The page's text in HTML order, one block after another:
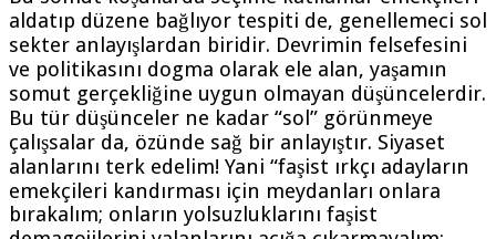
aldatıp düzene bağlıyor tespiti de, genellemeci sol
sekter anlayışlardan biridir. Devrimin felsefesini
ve politikasını dogma olarak ele alan, yaşamın
somut gerçekliğine uygun olmayan düşüncelerdir.
Bu tür düşünceler ne kadar “sol” görünmeye
çalışsalar da, özünde sağ bir anlayıştır. Siyaset
alanlarını terk edelim! Yani “faşist ırkçı adayların
emekçileri kandırması için meydanları onlara
bırakalım; onların yolsuzluklarını faşist